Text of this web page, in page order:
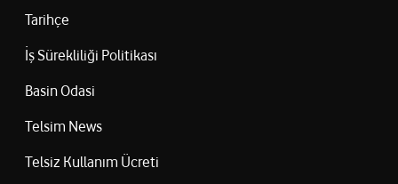
Tarihçe
İş Sürekliliği Politikası
Basin Odasi
Telsim News
Telsiz Kullanım Ücreti